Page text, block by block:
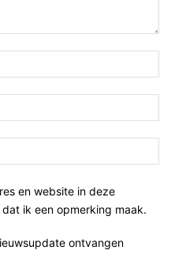
en website in deze
ik een opmerking maak.
ontvangen